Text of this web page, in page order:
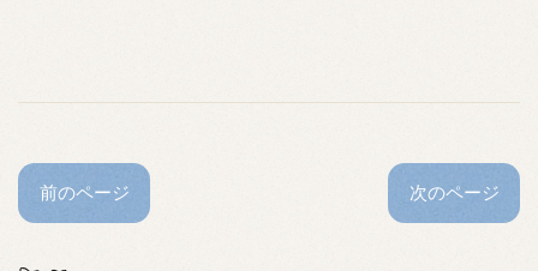
前のページ 次のページ